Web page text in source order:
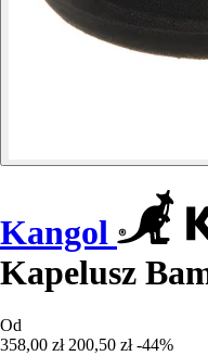
Kangol
Kapelusz
Od
358,00 zł 200,50 zł -44%